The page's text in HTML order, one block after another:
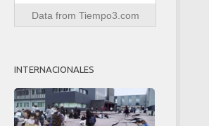
Data from Tiempo3.com
INTERNACIONALES